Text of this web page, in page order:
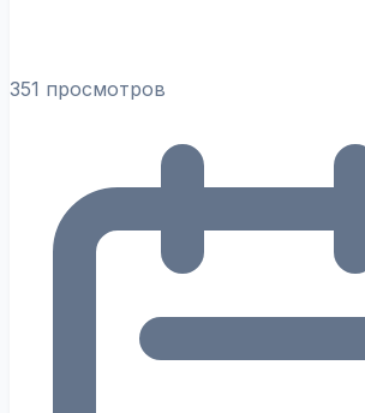
351 просмотров